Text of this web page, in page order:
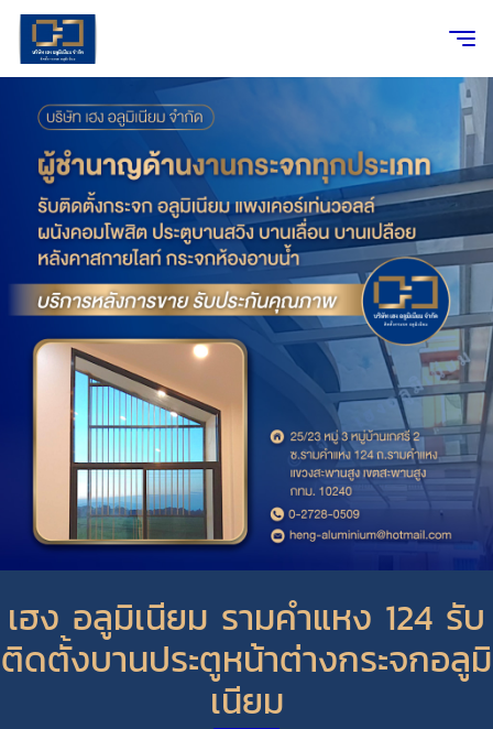
เฮง อลูมิเนียม รามคำแหง 124 รับ
ติดตั้งบานประตูหน้าต่างกระจกอลูมิ
เนียม